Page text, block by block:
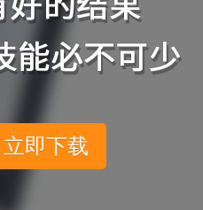
立即下载